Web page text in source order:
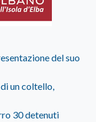
del suo
un coltello,
30 detenuti